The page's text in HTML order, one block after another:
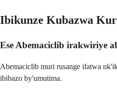
Ibikunze Kubazwa
Ese Abemaciclib irakwiriye
Abemaciclib muri rusange ifatwa
ibibazo by'umutima.